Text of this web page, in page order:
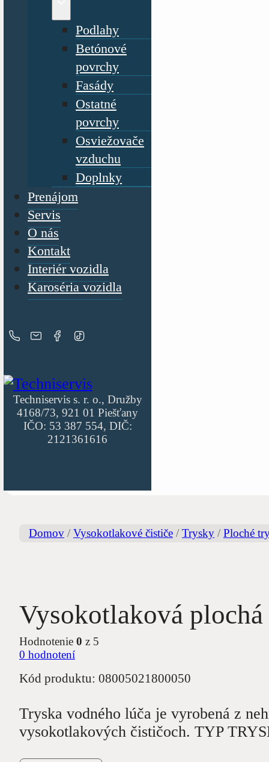
Podlahy
Betónové
povrchy
Fasády
Ostatné
povrchy
Osviežovače
vzduchu
Doplnky
Prenájom
Servis
O nás
Kontakt
Interiér vozidla
Karoséria vozidla
Techniservis s. r. o., Družby
4168/73, 921 01 Piešťany
IČO: 53 387 554, DIČ:
2121361616
Domov / Vysokotlakové čističe / Trysky / Ploché
Vysokotlaková
Hodnotenie 0 z 5
0 hodnotení
Kód produktu: 08005021800050
Tryska vodného lúča je vyrobená z
vysokotlakových čističoch. TYP